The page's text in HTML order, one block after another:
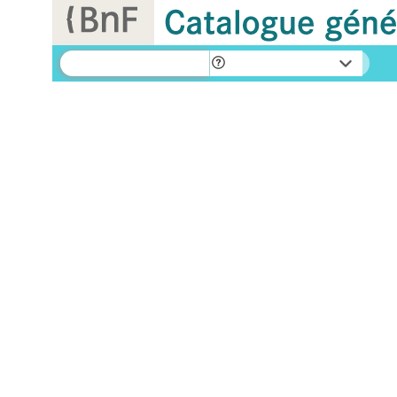
Panneau de gestion des cookies